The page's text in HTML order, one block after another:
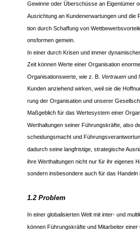
Gewinne oder Überschüsse an Eigentümer
Ausrichtung an Kundenerwartungen und die
tion durch Schaffung von
onsformen gemein.
In einer durch Krisen und immer
Zeit können Werte einer Organisation
Organisationswerte, wie z. B. Vertrauen und
Kunden anziehend wirken, weil sie die
rung der Organisation und unserer
Maßgeblich für das Wertesystem einer
Werthaltungen seiner Führungskräfte, also
scheidungsmacht und
dadurch seine langfristige, strategische
ihre Werthaltungen nicht nur für ihr eigenes
sondern insbesondere auch für das Handeln
1.2 Problem
In einer globalisierten Welt mit inter- und
können Führungskräfte und Mitarbeiter